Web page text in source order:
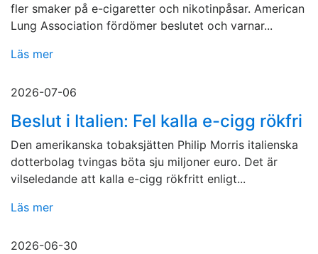
fler smaker på e-cigaretter och nikotinpåsar. American
Lung Association fördömer beslutet och varnar...
Läs mer
2026-07-06
Beslut i Italien: Fel kalla e-cigg rökfri
Den amerikanska tobaksjätten Philip Morris italienska
dotterbolag tvingas böta sju miljoner euro. Det är
vilseledande att kalla e-cigg rökfritt enligt...
Läs mer
2026-06-30